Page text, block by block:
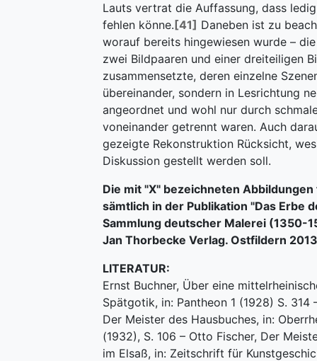
Lauts vertrat die Auffassung, dass
fehlen könne. [41] Daneben ist zu
worauf bereits hingewiesen wurde –
zwei Bildpaaren und einer dreiteiligen
zusammensetzte, deren einzelne
übereinander, sondern in Lesrichtung
angeordnet und wohl nur durch
voneinander getrennt waren. Auch
gezeigte Rekonstruktion Rücksicht,
Diskussion gestellt werden soll.
Die mit "X" bezeichneten
sämtlich in der Publikation "Das Erbe
Sammlung deutscher Malerei (1350-
Jan Thorbecke Verlag. Ostfildern
LITERATUR:
Ernst Buchner, Über eine
Spätgotik, in: Pantheon 1 (1928) S. 314
Der Meister des Hausbuches, in:
(1932), S. 106 – Otto Fischer, Der
im Elsaß, in: Zeitschrift für